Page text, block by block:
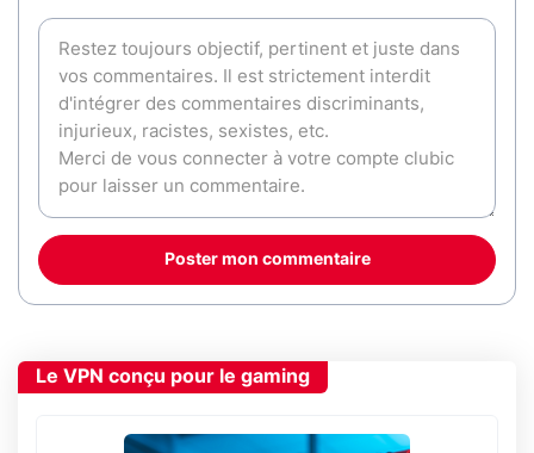
Poster mon commentaire
Le VPN conçu pour le gaming